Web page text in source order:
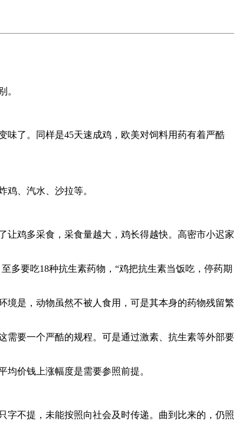
。
了。同样是45天速成鸡，欧美对饲料用药有着严酷
、汽水、沙拉等。
鸡多采食，采食量越大，鸡长得越快。高密市小迟家
要吃18种抗生素药物，“鸡把抗生素当饭吃，停药期
是，动物虽然不被人食用，可是其本身的药物残留繁
要一个严酷的规程。可是通过激素、抗生素等外部要
价钱上涨幅度是需要参照前提。
不提，未能按照向社会及时传递。曲到比来的，仍照